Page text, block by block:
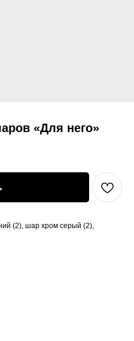
«Для него»
(2), шар хром серый (2),